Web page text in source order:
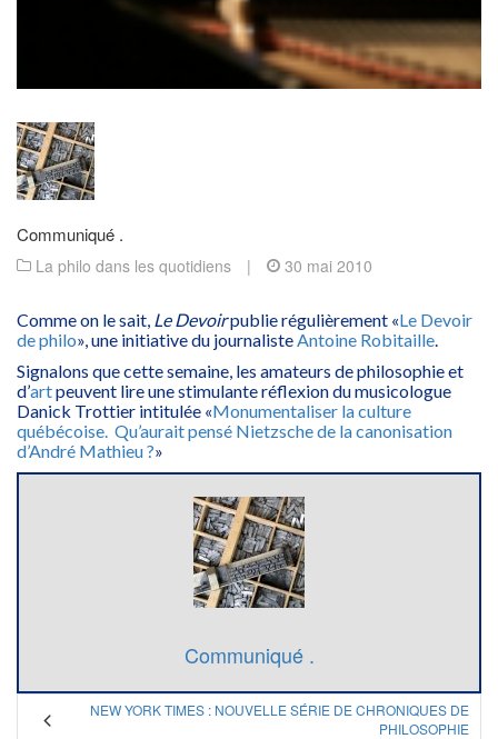
Communiqué .
La philo dans les quotidiens | 30 mai 2010
Comme on le sait, Le Devoirpublie régulièrement «Le Devoir
de philo», une initiative du journalisteAntoine Robitaille.
Signalons que cette semaine, les amateurs de philosophie et
d’artpeuvent lire une stimulante réflexion du musicologue
Danick Trottier intitulée «Monumentaliser la culture
québécoise. Qu’aurait pensé Nietzsche de la canonisation
d’André Mathieu ?»
Communiqué .
NEW YORK TIMES : NOUVELLE SÉRIE DE CHRONIQUES DE
PHILOSOPHIE